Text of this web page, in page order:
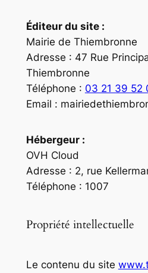
Éditeur du site :
Mairie de Thiembronne
Adresse : 47 Rue
Thiembronne
Téléphone : 03 21 39 52
Email :
Hébergeur :
OVH Cloud
Adresse : 2, rue
Téléphone : 1007
Propriété intellectuelle
Le contenu du site